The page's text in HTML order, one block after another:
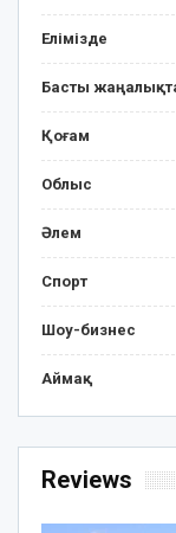
Елімізде
Басты
Қоғам
Облыс
Әлем
Спорт
Шоу-бизнес
Аймақ
Reviews